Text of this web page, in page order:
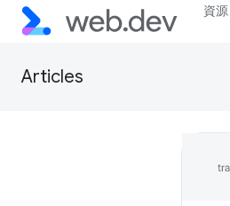
資源
Articles